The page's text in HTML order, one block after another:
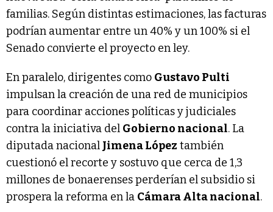
familias. Según distintas estimaciones, las facturas
podrían aumentar entre un 40% y un 100% si el
Senado convierte el proyecto en ley.
En paralelo, dirigentes como Gustavo Pulti
impulsan la creación de una red de municipios
para coordinar acciones políticas y judiciales
contra la iniciativa del Gobierno nacional. La
diputada nacional Jimena López también
cuestionó el recorte y sostuvo que cerca de 1,3
millones de bonaerenses perderían el subsidio si
prospera la reforma en la Cámara Alta nacional.